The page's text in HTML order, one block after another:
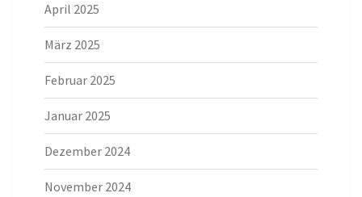
April 2025
März 2025
Februar 2025
Januar 2025
Dezember 2024
November 2024